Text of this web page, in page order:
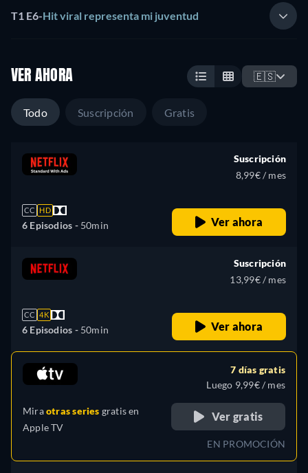
T1 E6-Hit viral representa mi juventud
VER AHORA 🇪🇸
Todo Suscripción Gratis
CC HD
6 Episodios - 50min
Suscripción
8,99€ / mes
Ver ahora
CC 4K
6 Episodios - 50min
Suscripción
13,99€ / mes
Ver ahora
Miraotras series gratis en
Apple TV
7 días gratis
Luego 9,99€ / mes
Ver gratis
EN PROMOCIÓN